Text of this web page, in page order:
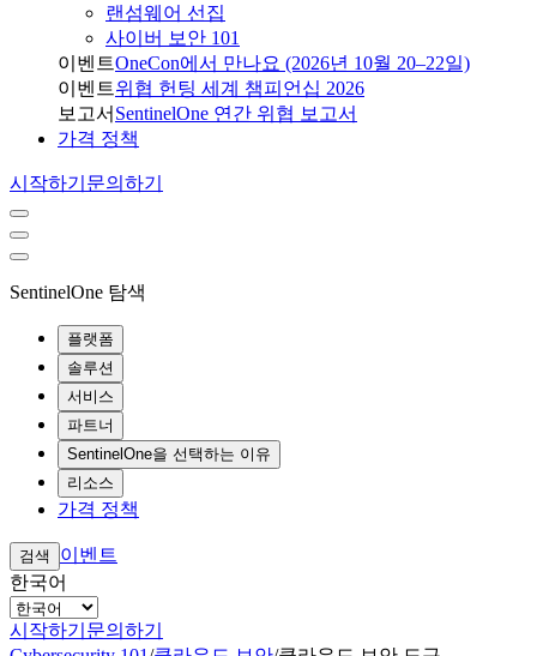
랜섬웨어 선집
사이버 보안 101
이벤트OneCon에서 만나요 (2026년 10월 20–22일)
이벤트위협 헌팅 세계 챔피언십 2026
보고서 SentinelOne 연간 위협 보고서
가격 정책
시작하기 문의하기
SentinelOne 탐색
플랫폼
솔루션
서비스
파트너
SentinelOne을 선택하는 이유
리소스
가격 정책
검색
이벤트
한국어
시작하기 문의하기